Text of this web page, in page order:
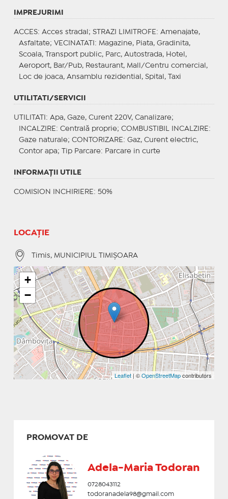
IMPREJURIMI
ACCES: Acces stradal; STRAZI LIMITROFE : Amenajate,
Asfaltate; VECINATATI : Magazine, Piata, Gradinita,
Scoala, Transport public, Parc, Autostrada, Hotel,
Aeroport, Bar/Pub, Restaurant, Mall/Centru comercial,
Loc de joaca, Ansamblu rezidential, Spital, Taxi
UTILITATI/SERVICII
UTILITATI : Apa, Gaze, Curent 220V, Canalizare;
INCALZIRE : Centrală proprie; COMBUSTIBIL INCALZIRE :
Gaze naturale; CONTORIZARE : Gaz, Curent electric,
Contor apa;
Tip Parcare: Parcare in curte
INFORMAŢII UTILE
COMISION INCHIRIERE: 50%
LOCAȚIE
Timis, MUNICIPIUL TIMIŞOARA
+
−
Leaflet| ©OpenStreetMapcontributors
PROMOVAT DE
Adela-Maria Todoran
0728043112
todoranadela98@gmail.com